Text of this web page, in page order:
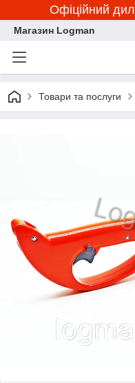
Офіційний
Магазин Logman
Товари та послуги